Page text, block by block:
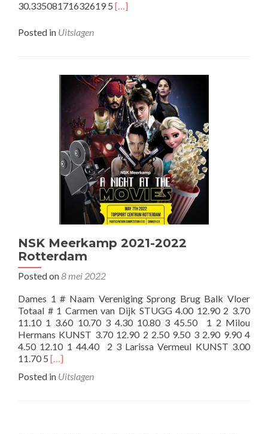
30.33508171632619 5 Read
2021-
2022
[…]
Posted in Uitslagen
NSK Meerkamp 2021-2022
Rotterdam
Posted on8 mei 2022
Dames 1 # Naam Vereniging Sprong Brug Balk Vloer
Totaal # 1 Carmen van Dijk STUGG 4.00 12.90 2 3.70
11.10 1 3.60 10.70 3 4.30 10.80 3 45.50 1 2 Milou
Hermans KUNST 3.70 12.90 2 2.50 9.50 3 2.90 9.90 4
4.50 12.10 1 44.40 2 3 Larissa Vermeul KUNST 3.00
11.70 5 Read
about
[…]
Posted in Uitslagen